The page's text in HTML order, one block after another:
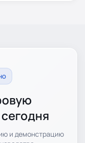
и демонстрацию